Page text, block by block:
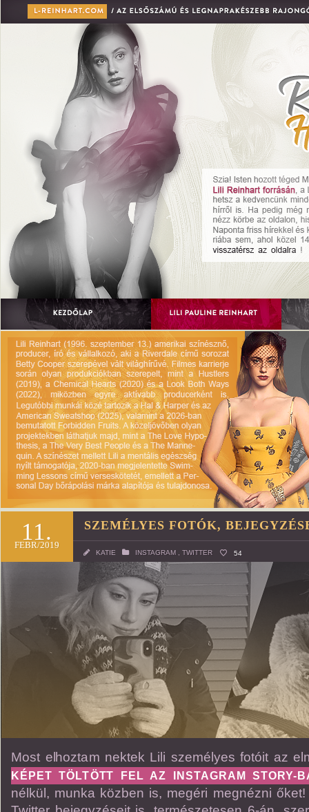
11.
FEBR/2019
SZEMÉLYES FOTÓK,
KATIE INSTAGRAM TWITTER 54
Most elhoztam nektek Lili személyes fotóit az
KÉPET TÖLTÖTT FEL AZ INSTAGRAM STORY-
nélkül, munka közben is, megéri megnézni